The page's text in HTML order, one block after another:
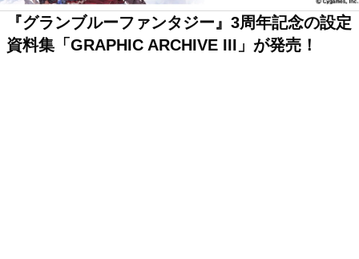
『グランブルーファンタジー』3周年記念の設定
資料集「GRAPHIC ARCHIVE III」が発売！